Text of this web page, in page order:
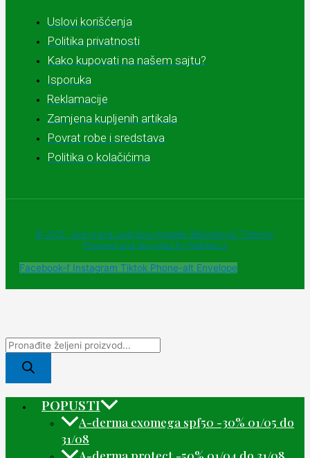
Uslovi korišćenja
Politika privatnosti
Kako kupovati na našem sajtu?
Isporuka
Reklamacije
Zamjena kupljenih artikala
Povrat robe i sredstava
Politika o kolačićima
© 2025 - Sva prava zadržava Apoteke "Belladonna" Trebinje |
Powered and designed by Webherzz
Facebook-f Instagram Tiktok Phone-alt Envelope
POPUSTI
A-derma exomega spf50 -30% 01/05 do
31/08